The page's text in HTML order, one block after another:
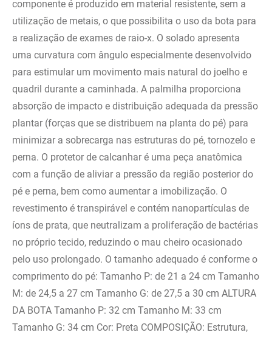
componente é produzido em material resistente, sem a
utilização de metais, o que possibilita o uso da bota para
a realização de exames de raio-x. O solado apresenta
uma curvatura com ângulo especialmente desenvolvido
para estimular um movimento mais natural do joelho e
quadril durante a caminhada. A palmilha proporciona
absorção de impacto e distribuição adequada da pressão
plantar (forças que se distribuem na planta do pé) para
minimizar a sobrecarga nas estruturas do pé, tornozelo e
perna. O protetor de calcanhar é uma peça anatômica
com a função de aliviar a pressão da região posterior do
pé e perna, bem como aumentar a imobilização. O
revestimento é transpirável e contém nanopartículas de
íons de prata, que neutralizam a proliferação de bactérias
no próprio tecido, reduzindo o mau cheiro ocasionado
pelo uso prolongado. O tamanho adequado é conforme o
comprimento do pé: Tamanho P: de 21 a 24 cm Tamanho
M: de 24,5 a 27 cm Tamanho G: de 27,5 a 30 cm ALTURA
DA BOTA Tamanho P: 32 cm Tamanho M: 33 cm
Tamanho G: 34 cm Cor: Preta COMPOSIÇÃO: Estrutura,